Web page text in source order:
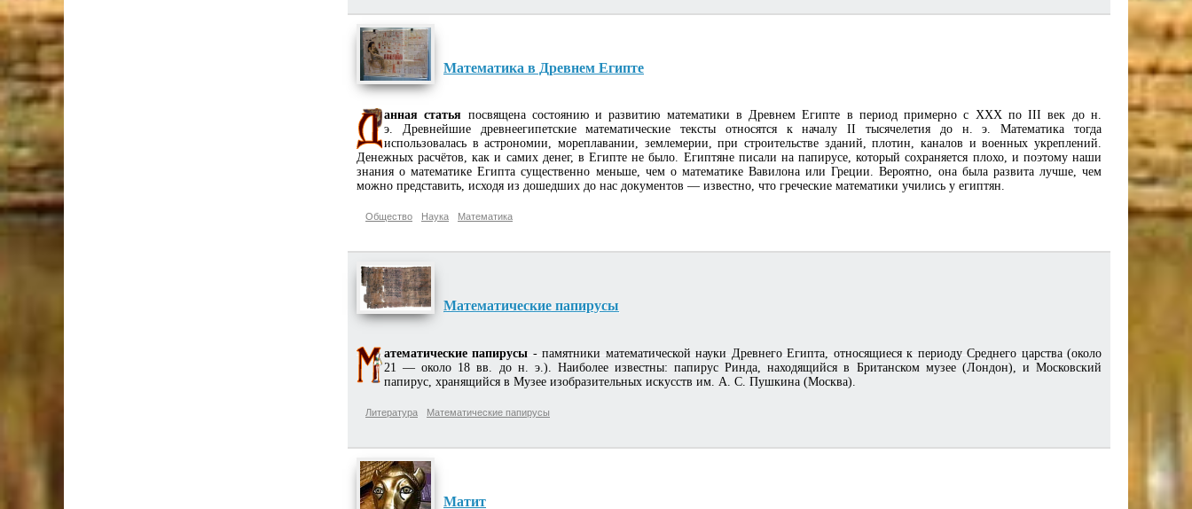
Математика в Древнем Египте
анная статья посвящена состоянию и развитию математики в Древнем Египте в период примерно с XXX по III век до н.
э. Древнейшие древнеегипетские математические тексты относятся к началу II тысячелетия до н. э. Математика тогда
использовалась в астрономии, мореплавании, землемерии, при строительстве зданий, плотин, каналов и военных укреплений.
Денежных расчётов, как и самих денег, в Египте не было. Египтяне писали на папирусе, который сохраняется плохо, и поэтому наши
знания о математике Египта существенно меньше, чем о математике Вавилона или Греции. Вероятно, она была развита лучше, чем
можно представить, исходя из дошедших до нас документов — известно, что греческие математики учились у египтян.
Общество Наука Математика
Математические папирусы
атематические папирусы - памятники математической науки Древнего Египта, относящиеся к периоду Среднего царства (около
21 — около 18 вв. до н. э.). Наиболее известны: папирус Ринда, находящийся в Британском музее (Лондон), и Московский
папирус, хранящийся в Музее изобразительных искусств им. А. С. Пушкина (Москва).
Литература Математические папирусы
Матит